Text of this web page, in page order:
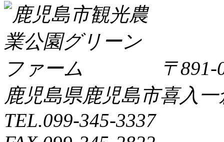
〒891-
鹿児島県鹿児島市喜入一
TEL.099-345-3337